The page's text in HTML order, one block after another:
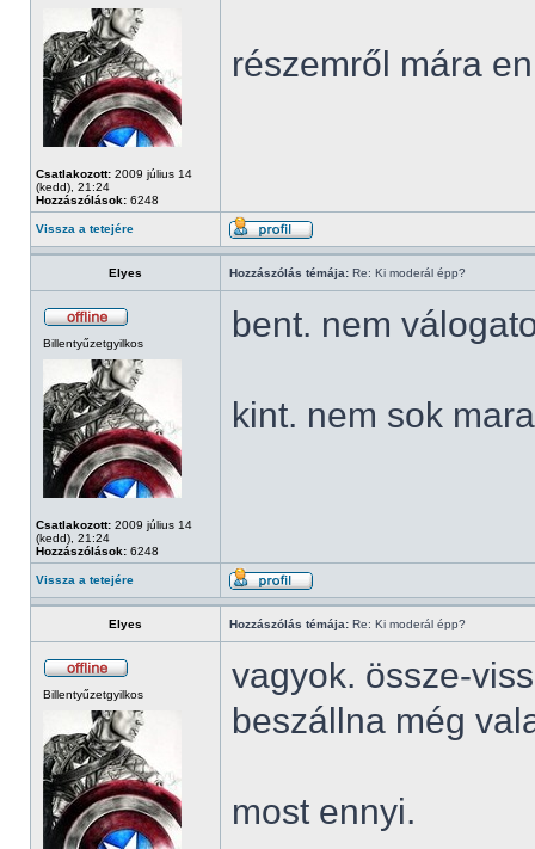
Csatlakozott: 2009 július 14
(kedd), 21:24
Hozzászólások: 6248
részemről mára
Vissza a tetejére
Elyes Hozzászólás témája: Re: Ki moderál épp?
Billentyűzetgyilkos
Csatlakozott: 2009 július 14
(kedd), 21:24
Hozzászólások: 6248
bent. nem
kint. nem sok
Vissza a tetejére
Elyes Hozzászólás témája: Re: Ki moderál épp?
Billentyűzetgyilkos
vagyok. össze-
beszállna még
most ennyi.